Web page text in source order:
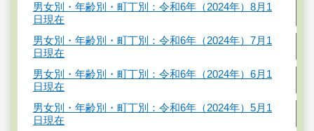
男女別・年齢別・町丁別：令和6年（2024年）8月1
日現在
男女別・年齢別・町丁別：令和6年（2024年）7月1
日現在
男女別・年齢別・町丁別：令和6年（2024年）6月1
日現在
男女別・年齢別・町丁別：令和6年（2024年）5月1
日現在